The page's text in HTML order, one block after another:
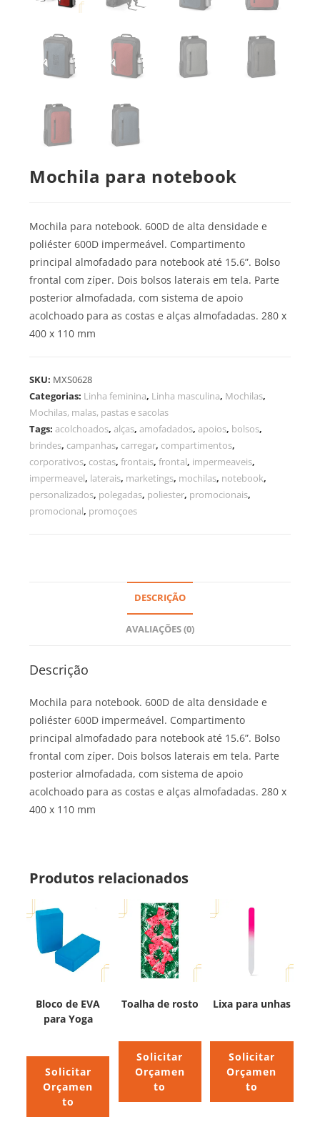
Mochila para notebook
Mochila para notebook. 600D de alta densidade e
poliéster 600D impermeável. Compartimento
principal almofadado para notebook até 15.6”. Bolso
frontal com zíper. Dois bolsos laterais em tela. Parte
posterior almofadada, com sistema de apoio
acolchoado para as costas e alças almofadadas. 280 x
400 x 110 mm
SKU: MXS0628
Categorias: Linha feminina, Linha masculina, Mochilas,
Mochilas, malas, pastas e sacolas
Tags:acolchoados,alças,amofadados,apoios, bolsos,
brindes, campanhas, carregar, compartimentos,
corporativos, costas,frontais,frontal, impermeaveis,
impermeavel, laterais, marketings, mochilas, notebook,
personalizados, polegadas, poliester, promocionais,
promocional, promoçoes
DESCRIÇÃO
AVALIAÇÕES (0)
Descrição
Mochila para notebook. 600D de alta densidade e
poliéster 600D impermeável. Compartimento
principal almofadado para notebook até 15.6”. Bolso
frontal com zíper. Dois bolsos laterais em tela. Parte
posterior almofadada, com sistema de apoio
acolchoado para as costas e alças almofadadas. 280 x
400 x 110 mm
Produtos relacionados
Bloco de EVA
para Yoga
Solicitar
Orçamen
to
Toalha de rosto
Solicitar
Orçamen
to
Lixa para unhas
Solicitar
Orçamen
to